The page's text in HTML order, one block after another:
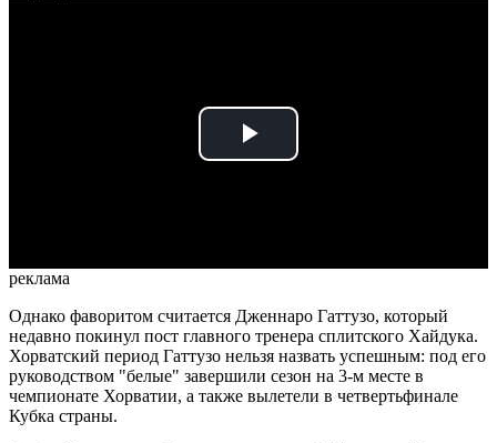
Play
реклама
Однако фаворитом считается Дженнаро Гаттузо, который
недавно покинул пост главного тренера сплитского Хайдука.
Хорватский период Гаттузо нельзя назвать успешным: под его
руководством "белые" завершили сезон на 3-м месте в
чемпионате Хорватии, а также вылетели в четвертьфинале
Кубка страны.